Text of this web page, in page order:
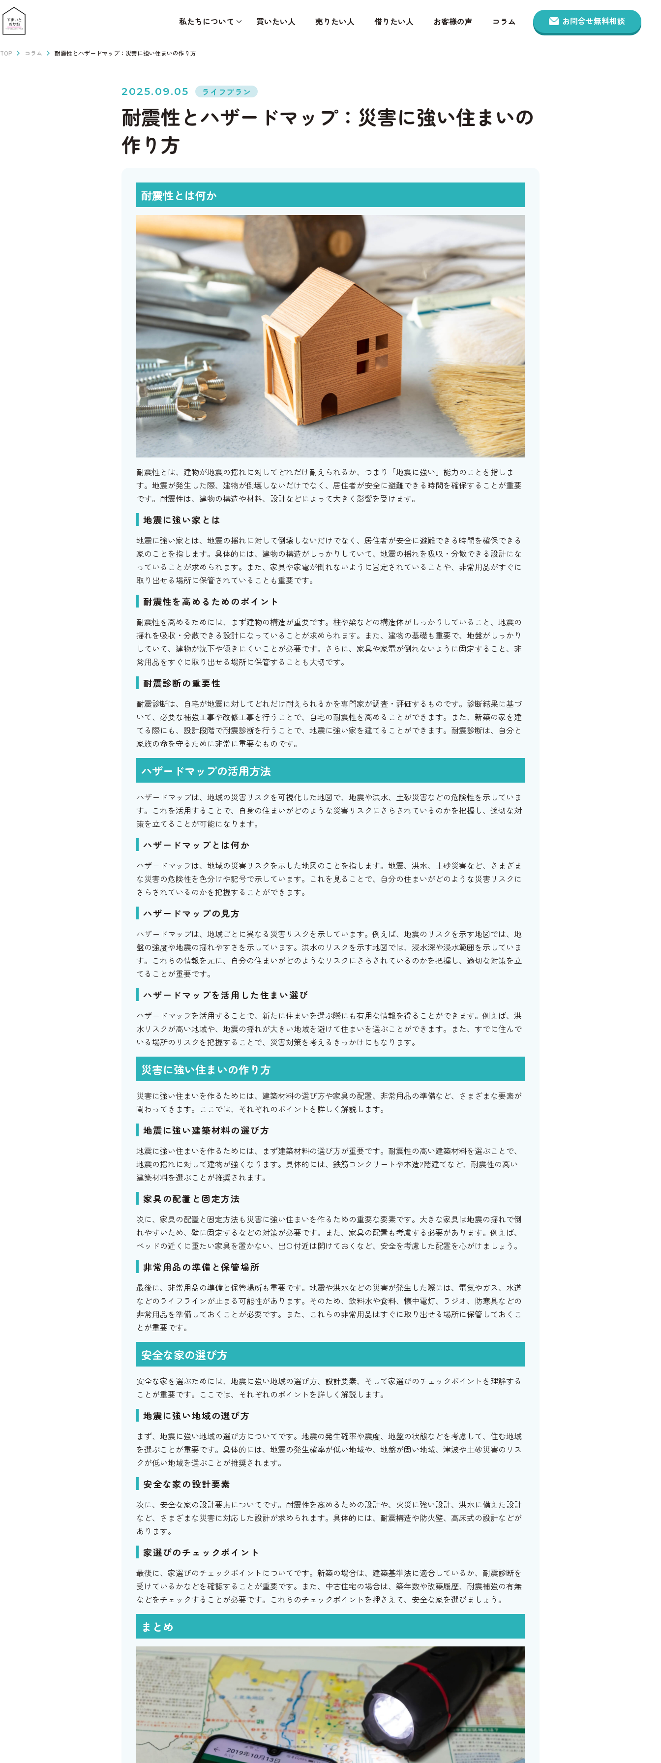
私たちについて 買いたい人 売りたい人 借りたい人 お客様の声 コラム お問合せ無料相談
TOP コラム 耐震性とハザードマップ：災害に強い住まいの作り方
2025.09.05 ライフプラン
耐震性とハザードマップ：災害に強い住まいの
作り方
耐震性とは何か
耐震性とは、建物が地震の揺れに対してどれだけ耐えられるか、つまり「地震に強い」能力のことを指しま
す。地震が発生した際、建物が倒壊しないだけでなく、居住者が安全に避難できる時間を確保することが重要
です。耐震性は、建物の構造や材料、設計などによって大きく影響を受けます。
地震に強い家とは
地震に強い家とは、地震の揺れに対して倒壊しないだけでなく、居住者が安全に避難できる時間を確保できる
家のことを指します。具体的には、建物の構造がしっかりしていて、地震の揺れを吸収・分散できる設計にな
っていることが求められます。また、家具や家電が倒れないように固定されていることや、非常用品がすぐに
取り出せる場所に保管されていることも重要です。
耐震性を高めるためのポイント
耐震性を高めるためには、まず建物の構造が重要です。柱や梁などの構造体がしっかりしていること、地震の
揺れを吸収・分散できる設計になっていることが求められます。また、建物の基礎も重要で、地盤がしっかり
していて、建物が沈下や傾きにくいことが必要です。さらに、家具や家電が倒れないように固定すること、非
常用品をすぐに取り出せる場所に保管することも大切です。
耐震診断の重要性
耐震診断は、自宅が地震に対してどれだけ耐えられるかを専門家が調査・評価するものです。診断結果に基づ
いて、必要な補強工事や改修工事を行うことで、自宅の耐震性を高めることができます。また、新築の家を建
てる際にも、設計段階で耐震診断を行うことで、地震に強い家を建てることができます。耐震診断は、自分と
家族の命を守るために非常に重要なものです。
ハザードマップの活用方法
ハザードマップは、地域の災害リスクを可視化した地図で、地震や洪水、土砂災害などの危険性を示していま
す。これを活用することで、自身の住まいがどのような災害リスクにさらされているのかを把握し、適切な対
策を立てることが可能になります。
ハザードマップとは何か
ハザードマップは、地域の災害リスクを示した地図のことを指します。地震、洪水、土砂災害など、さまざま
な災害の危険性を色分けや記号で示しています。これを見ることで、自分の住まいがどのような災害リスクに
さらされているのかを把握することができます。
ハザードマップの見方
ハザードマップは、地域ごとに異なる災害リスクを示しています。例えば、地震のリスクを示す地図では、地
盤の強度や地震の揺れやすさを示しています。洪水のリスクを示す地図では、浸水深や浸水範囲を示していま
す。これらの情報を元に、自分の住まいがどのようなリスクにさらされているのかを把握し、適切な対策を立
てることが重要です。
ハザードマップを活用した住まい選び
ハザードマップを活用することで、新たに住まいを選ぶ際にも有用な情報を得ることができます。例えば、洪
水リスクが高い地域や、地震の揺れが大きい地域を避けて住まいを選ぶことができます。また、すでに住んで
いる場所のリスクを把握することで、災害対策を考えるきっかけにもなります。
災害に強い住まいの作り方
災害に強い住まいを作るためには、建築材料の選び方や家具の配置、非常用品の準備など、さまざまな要素が
関わってきます。ここでは、それぞれのポイントを詳しく解説します。
地震に強い建築材料の選び方
地震に強い住まいを作るためには、まず建築材料の選び方が重要です。耐震性の高い建築材料を選ぶことで、
地震の揺れに対して建物が強くなります。具体的には、鉄筋コンクリートや木造2階建てなど、耐震性の高い
建築材料を選ぶことが推奨されます。
家具の配置と固定方法
次に、家具の配置と固定方法も災害に強い住まいを作るための重要な要素です。大きな家具は地震の揺れで倒
れやすいため、壁に固定するなどの対策が必要です。また、家具の配置も考慮する必要があります。例えば、
ベッドの近くに重たい家具を置かない、出口付近は開けておくなど、安全を考慮した配置を心がけましょう。
非常用品の準備と保管場所
最後に、非常用品の準備と保管場所も重要です。地震や洪水などの災害が発生した際には、電気やガス、水道
などのライフラインが止まる可能性があります。そのため、飲料水や食料、懐中電灯、ラジオ、防寒具などの
非常用品を準備しておくことが必要です。また、これらの非常用品はすぐに取り出せる場所に保管しておくこ
とが重要です。
安全な家の選び方
安全な家を選ぶためには、地震に強い地域の選び方、設計要素、そして家選びのチェックポイントを理解する
ことが重要です。ここでは、それぞれのポイントを詳しく解説します。
地震に強い地域の選び方
まず、地震に強い地域の選び方についてです。地震の発生確率や震度、地盤の状態などを考慮して、住む地域
を選ぶことが重要です。具体的には、地震の発生確率が低い地域や、地盤が固い地域、津波や土砂災害のリス
クが低い地域を選ぶことが推奨されます。
安全な家の設計要素
次に、安全な家の設計要素についてです。耐震性を高めるための設計や、火災に強い設計、洪水に備えた設計
など、さまざまな災害に対応した設計が求められます。具体的には、耐震構造や防火壁、高床式の設計などが
あります。
家選びのチェックポイント
最後に、家選びのチェックポイントについてです。新築の場合は、建築基準法に適合しているか、耐震診断を
受けているかなどを確認することが重要です。また、中古住宅の場合は、築年数や改築履歴、耐震補強の有無
などをチェックすることが必要です。これらのチェックポイントを押さえて、安全な家を選びましょう。
まとめ